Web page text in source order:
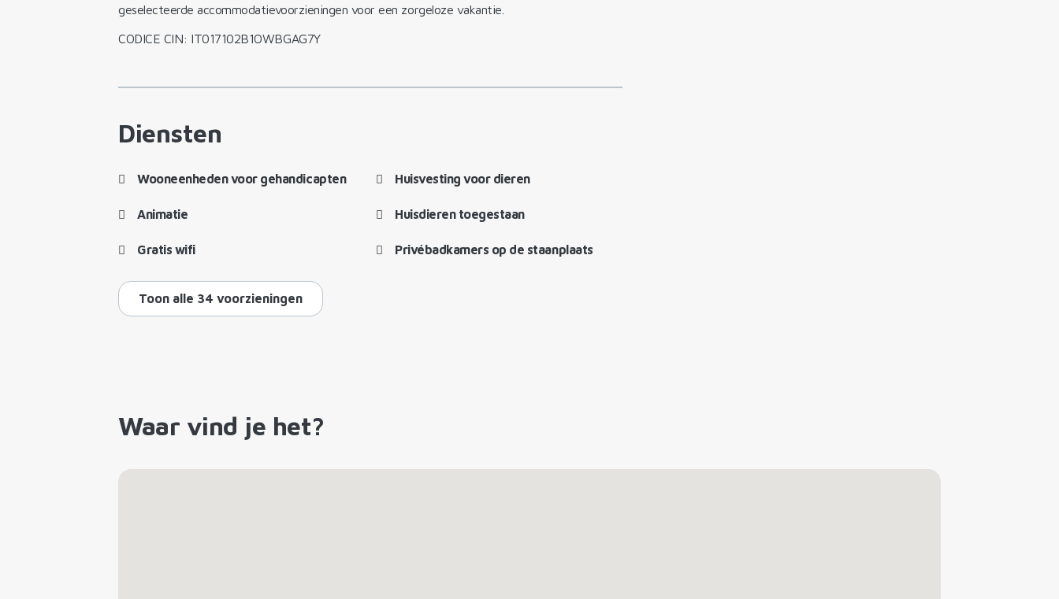
geselecteerde accommodatievoorzieningen voor een zorgeloze vakantie.
CODICE CIN: IT017102B1OWBGAG7Y
Diensten
Wooneenheden voor gehandicapten Huisvesting voor dieren
Animatie Huisdieren toegestaan
Gratis wifi Privébadkamers op de staanplaats
Toon alle 34 voorzieningen
Waar vind je het?